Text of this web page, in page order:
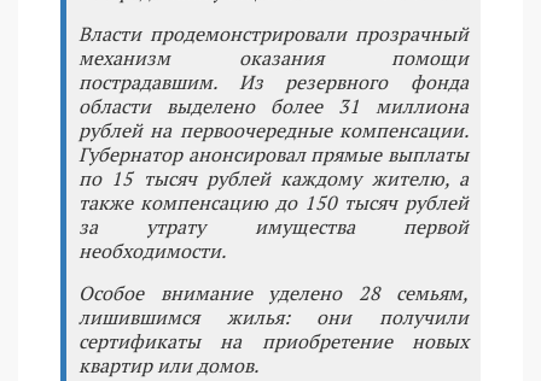
Власти продемонстрировали прозрачный
механизм оказания помощи
пострадавшим. Из резервного фонда
области выделено более 31 миллиона
рублей на первоочередные компенсации.
Губернатор анонсировал прямые выплаты
по 15 тысяч рублей каждому жителю, а
также компенсацию до 150 тысяч рублей
за утрату имущества первой
необходимости.
Особое внимание уделено 28 семьям,
лишившимся жилья: они получили
сертификаты на приобретение новых
квартир или домов.